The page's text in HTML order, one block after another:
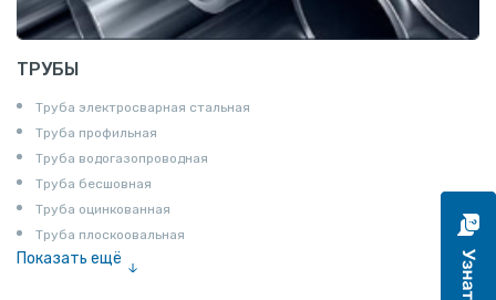
ТРУБЫ
Труба электросварная стальная
Труба профильная
Труба водогазопроводная
Труба бесшовная
Труба оцинкованная
Труба плоскоовальная
Показать ещё